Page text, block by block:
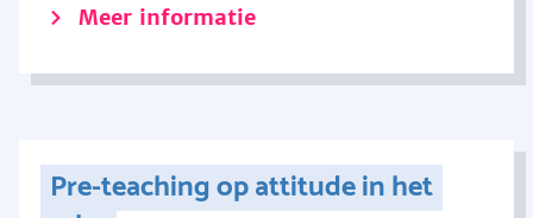
Meer informatie
Pre-teaching op attitude in het